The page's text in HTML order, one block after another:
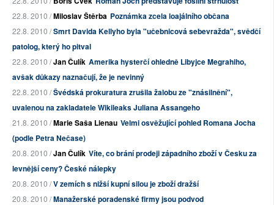
22.8. 2010 /Miloslav Štěrba Poznámka zcela loajálního občana
22.8. 2010 /Smrt Davida Kellyho byla "učebnicová sebevražda", svědčí
patolog, který ho pitval
22.8. 2010 /Jan Čulík Amerika hysterčí ohledně Libyjce Megrahiho,
avšak důkazy naznačují, že je nevinný
22.8. 2010 /Švédská prokuratura zrušila žalobu ze "znásilnění",
uvalenou na zakladatele Wikileaks Juliana Assangeho
21.8. 2010 /Marie Saša Lienau Velmi osvěžující pohled Romana Jocha
(podle Petra Nečase)
20.8. 2010 /Jan Čulík Víte, co brání prodeji západního zboží v Česku za
levnější ceny? České nálepky
20.8. 2010 /V zemích s nižší kupní silou je zboží dražší
20.8. 2010 /Manažerské poradenské firmy jsou podvod